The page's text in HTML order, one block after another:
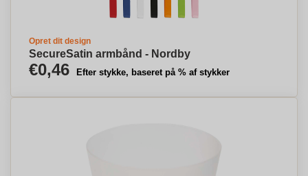
Opret dit design
SecureSatin armbånd - Nordby
€0,46 Efter stykke, baseret på % af stykker